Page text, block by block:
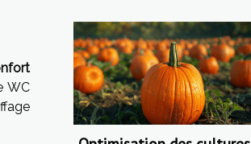
WC